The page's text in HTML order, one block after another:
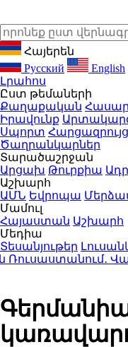
Հայերեն
Русский
English
Լրահոս
Ըստ թեմաների
Քաղաքական
Իրավունք
Սպորտ
Ծաղրանկարներ
Տարածաշրջան
Արցախ Թուրքիա
Աշխարհ
ԱՄՆ Եվրոպա
Մամուլ
Հայաստան Աշխարհ
Մեդիա
Տեսանյութեր